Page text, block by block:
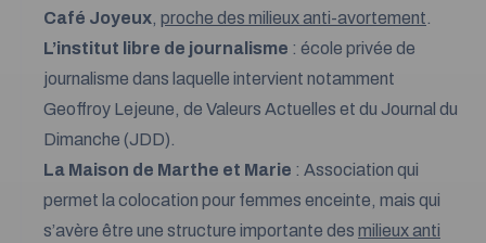
Café Joyeux proche des milieux anti-avortement
L’institut libre de journalisme : école privée de
journalisme dans laquelle intervient notamment
Geoffroy Lejeune, de Valeurs Actuelles et du Journal du
Dimanche (JDD).
La Maison de Marthe et Marie : Association qui
permet la colocation pour femmes enceinte, mais qui
s’avère être une structure importante des milieux anti